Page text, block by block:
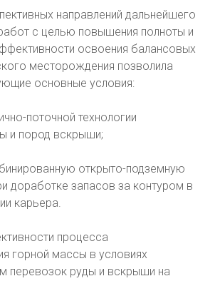
направлений дальнейшего
с целью повышения полноты и
освоения балансовых
месторождения позволила
основные условия:
поточной технологии
и пород вскрыши;
открыто-подземную
доработке запасов за контуром в
карьера.
процесса
горной массы в условиях
перевозок руды и вскрыши на